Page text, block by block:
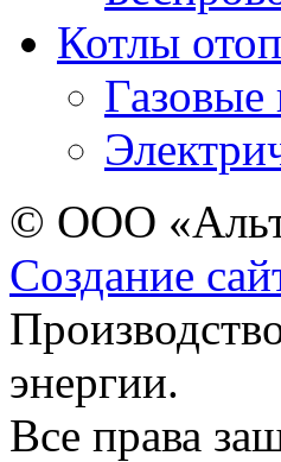
Котлы
Газовые
© ООО
Создание
энергии.
Все права